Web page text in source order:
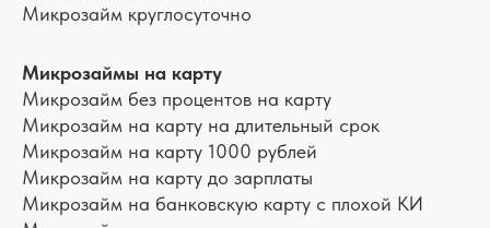
Микрозайм круглосуточно
Микрозаймы на карту
Микрозайм без процентов на карту
Микрозайм на карту на длительный срок
Микрозайм на карту 1000 рублей
Микрозайм на карту до зарплаты
Микрозайм на банковскую карту с плохой КИ